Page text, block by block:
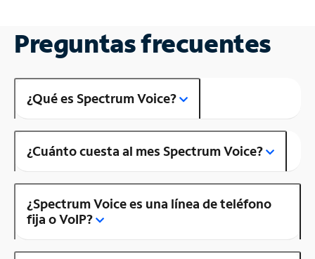
Preguntas frecuentes
¿Qué es Spectrum Voice?
¿Cuánto cuesta al mes Spectrum Voice?
¿Spectrum Voice es una línea de teléfono
fija o VoIP?